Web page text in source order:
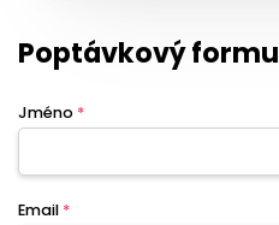
Poptávkový
Jméno *
Email *